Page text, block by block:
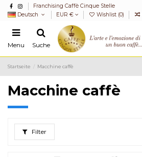
Franchising Caffè Cinque Stelle
Deutsch
EUR € Wishlist (0)
Menu Suche
Startseite Macchine caffè
Macchine caffè
Filter